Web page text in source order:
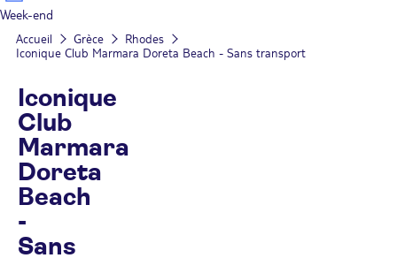
Week-end
Accueil Grèce
Rhodes
Iconique Club Marmara Doreta Beach - Sans transport
Iconique
Club
Marmara
Doreta
Beach
-
Sans